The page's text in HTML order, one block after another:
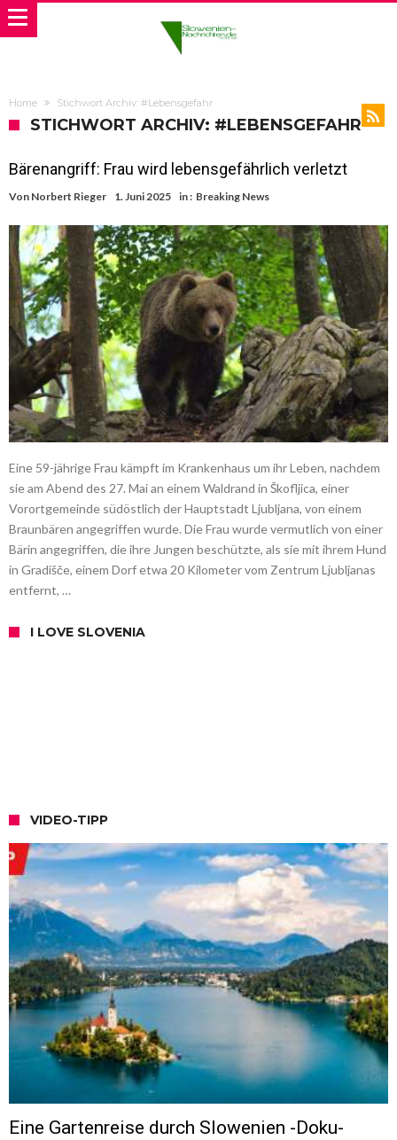
Home Stichwort Archiv: #Lebensgefahr
STICHWORT ARCHIV: #LEBENSGEFAHR
Bärenangriff: Frau wird lebensgefährlich verletzt
Von Norbert Rieger 1. Juni 2025 in : Breaking News
Eine 59-jährige Frau kämpft im Krankenhaus um ihr Leben, nachdem
sie am Abend des 27. Mai an einem Waldrand in Škofljica, einer
Vorortgemeinde südöstlich der Hauptstadt Ljubljana, von einem
Braunbären angegriffen wurde. Die Frau wurde vermutlich von einer
Bärin angegriffen, die ihre Jungen beschützte, als sie mit ihrem Hund
in Gradišče, einem Dorf etwa 20 Kilometer vom Zentrum Ljubljanas
entfernt, …
I LOVE SLOVENIA
VIDEO-TIPP
Eine Gartenreise durch Slowenien -Doku-